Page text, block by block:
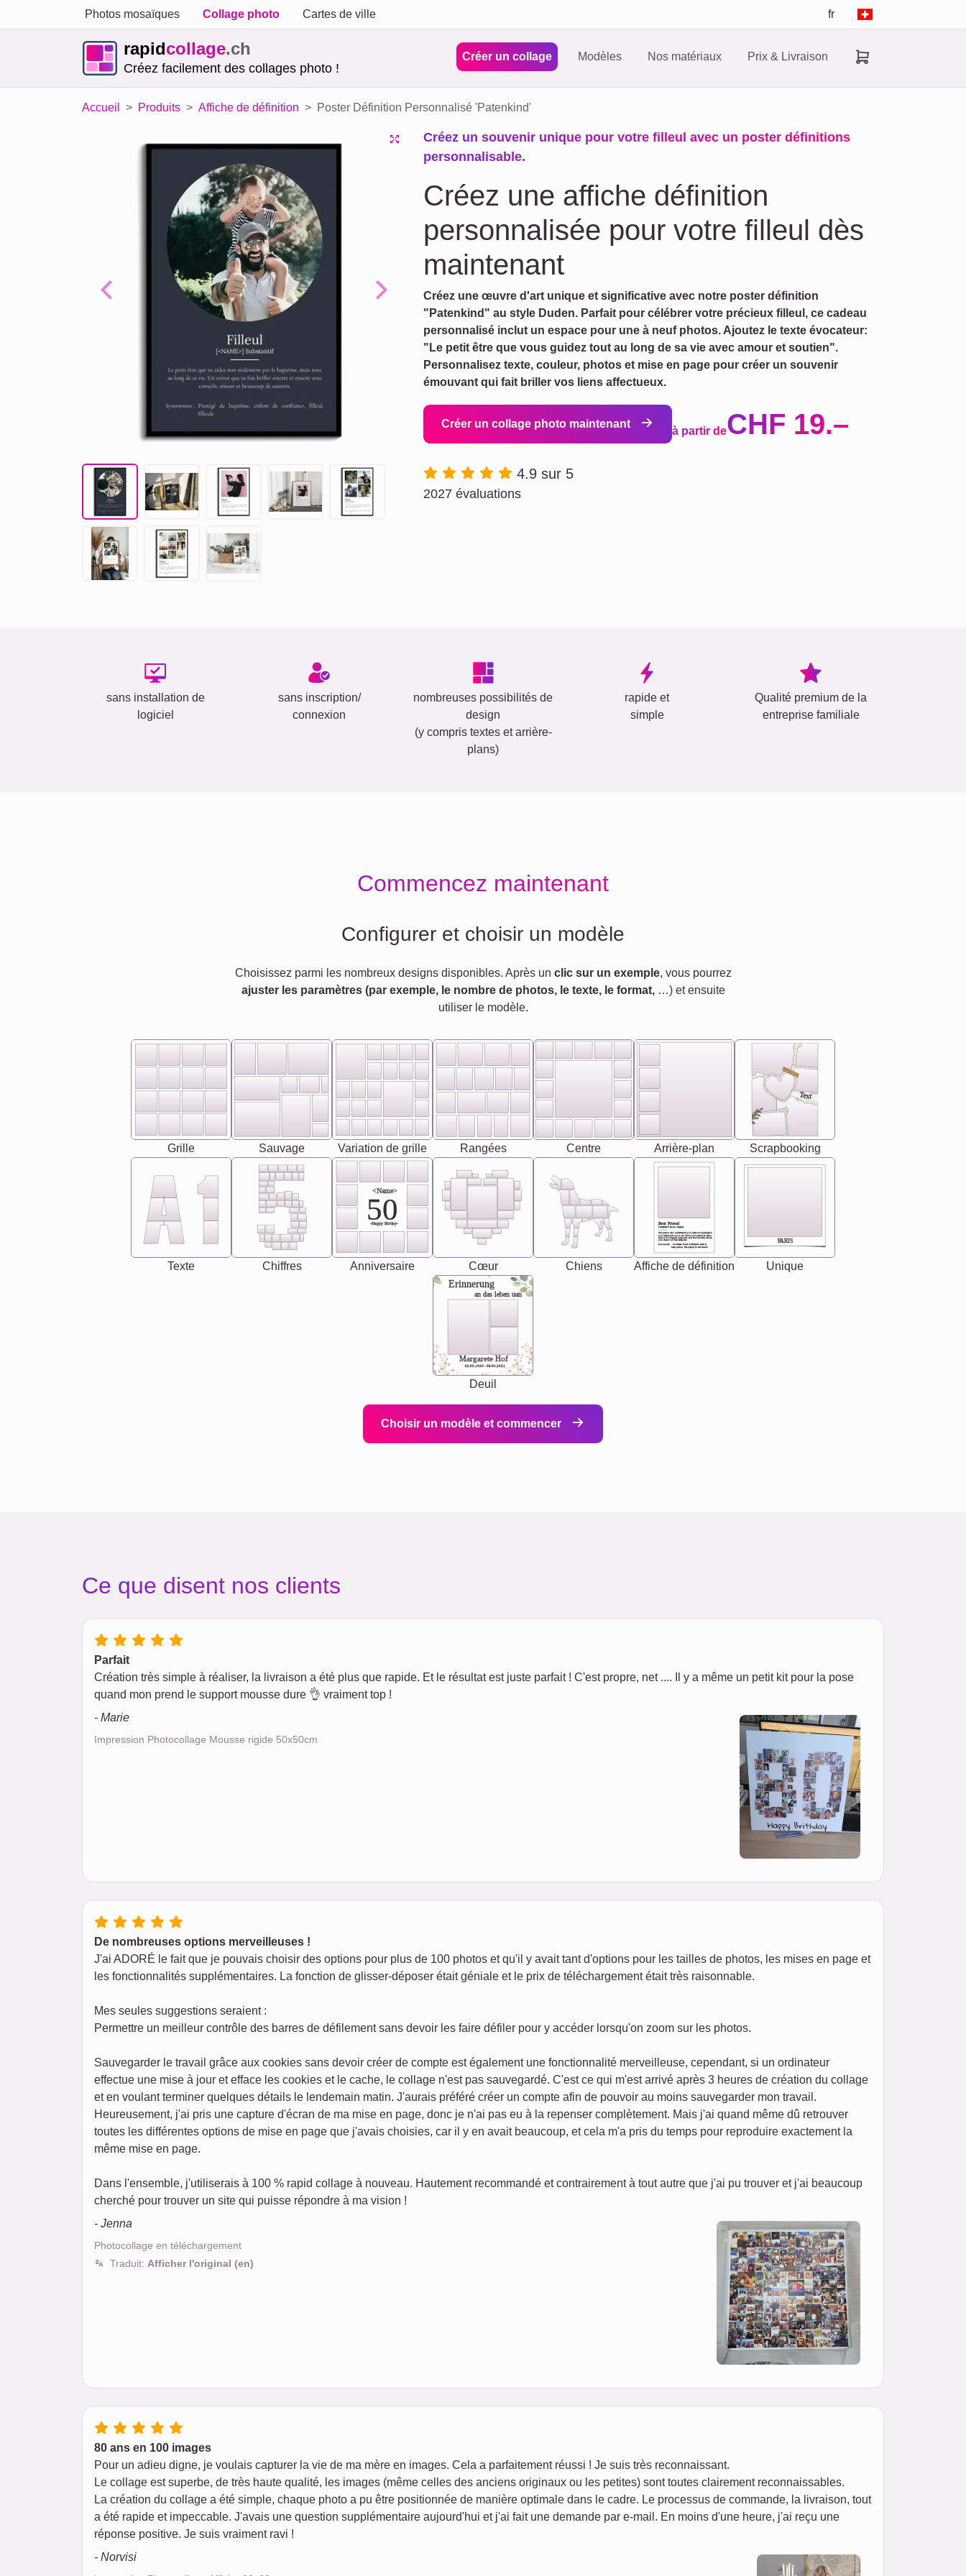
Photos mosaïques Collage photo Cartes de ville fr
rapidcollage.ch
Créez facilement des collages photo !
Créer un collage Modèles Nos matériaux Prix & Livraison
Accueil Produits Affiche de définition Poster Définition Personnalisé 'Patenkind'
Previous Next
Créez un souvenir unique pour votre filleul avec un poster définitions
personnalisable.
Créez une affiche définition
personnalisée pour votre filleul dès
maintenant
Créez une œuvre d'art unique et significative avec notre poster définition
"Patenkind" au style Duden. Parfait pour célébrer votre précieux filleul, ce cadeau
personnalisé inclut un espace pour une à neuf photos. Ajoutez le texte évocateur:
"Le petit être que vous guidez tout au long de sa vie avec amour et soutien".
Personnalisez texte, couleur, photos et mise en page pour créer un souvenir
émouvant qui fait briller vos liens affectueux.
Créer un collage photo maintenant
à partir deCHF 19.–
4.9 sur 5
2027 évaluations
sans installation de
logiciel
sans inscription/
connexion
nombreuses possibilités de
design
(y compris textes et arrière-
plans)
rapide et
simple
Qualité premium de la
entreprise familiale
Commencez maintenant
Configurer et choisir un modèle
Choisissez parmi les nombreux designs disponibles. Après un clic sur un exemple, vous pourrez
ajuster les paramètres (par exemple, le nombre de photos, le texte, le format,…) et ensuite
utiliser le modèle.
Grille Sauvage Variation de grille Rangées Centre Arrière-plan
Text
Scrapbooking
Texte Chiffres
<Name>
50
-Happy Birday-
Anniversaire Cœur Chiens
Best Friend
[<NAME>] Noun, feminie
Synonyms: Soulmate, closet confidante, sister at
heart person, life partner in adventure.
The person who understands you without explanation
you accepts just as you are. She's your partner in life's,
chaos your biggest supporter, and the one with whom
you share your best memories.
Affiche de définition
PARIS
Unique
Erinnerung
an das leben uan
Margarete Hof
02.05.1940 - 08.04.2021
Deuil
Choisir un modèle et commencer
Ce que disent nos clients
Parfait
Création très simple à réaliser, la livraison a été plus que rapide. Et le résultat est juste parfait ! C'est propre, net .... Il y a même un petit kit pour la pose
quand mon prend le support mousse dure 👌 vraiment top !
- Marie
Impression Photocollage Mousse rigide 50x50cm
De nombreuses options merveilleuses !
J'ai ADORÉ le fait que je pouvais choisir des options pour plus de 100 photos et qu'il y avait tant d'options pour les tailles de photos, les mises en page et
les fonctionnalités supplémentaires. La fonction de glisser-déposer était géniale et le prix de téléchargement était très raisonnable.
Mes seules suggestions seraient :
Permettre un meilleur contrôle des barres de défilement sans devoir les faire défiler pour y accéder lorsqu'on zoom sur les photos.
Sauvegarder le travail grâce aux cookies sans devoir créer de compte est également une fonctionnalité merveilleuse, cependant, si un ordinateur
effectue une mise à jour et efface les cookies et le cache, le collage n'est pas sauvegardé. C'est ce qui m'est arrivé après 3 heures de création du collage
et en voulant terminer quelques détails le lendemain matin. J'aurais préféré créer un compte afin de pouvoir au moins sauvegarder mon travail.
Heureusement, j'ai pris une capture d'écran de ma mise en page, donc je n'ai pas eu à la repenser complètement. Mais j'ai quand même dû retrouver
toutes les différentes options de mise en page que j'avais choisies, car il y en avait beaucoup, et cela m'a pris du temps pour reproduire exactement la
même mise en page.
Dans l'ensemble, j'utiliserais à 100 % rapid collage à nouveau. Hautement recommandé et contrairement à tout autre que j'ai pu trouver et j'ai beaucoup
cherché pour trouver un site qui puisse répondre à ma vision !
- Jenna
Photocollage en téléchargement
Traduit: Afficher l'original (en)
80 ans en 100 images
Pour un adieu digne, je voulais capturer la vie de ma mère en images. Cela a parfaitement réussi ! Je suis très reconnaissant.
Le collage est superbe, de très haute qualité, les images (même celles des anciens originaux ou les petites) sont toutes clairement reconnaissables.
La création du collage a été simple, chaque photo a pu être positionnée de manière optimale dans le cadre. Le processus de commande, la livraison, tout
a été rapide et impeccable. J'avais une question supplémentaire aujourd'hui et j'ai fait une demande par e-mail. En moins d'une heure, j'ai reçu une
réponse positive. Je suis vraiment ravi !
- Norvisi